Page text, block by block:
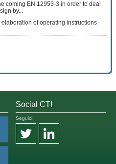
coming EN 12953-3 in order to deal
by...
of operating instructions
Social CTI
Seguici!